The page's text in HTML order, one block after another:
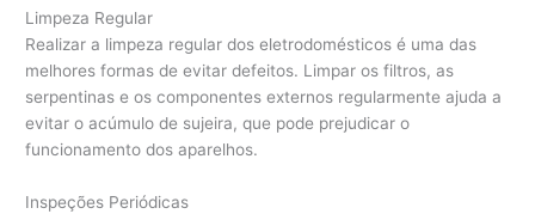
Limpeza Regular
Realizar a limpeza regular dos eletrodomésticos é uma das
melhores formas de evitar defeitos. Limpar os filtros, as
serpentinas e os componentes externos regularmente ajuda a
evitar o acúmulo de sujeira, que pode prejudicar o
funcionamento dos aparelhos.
Inspeções Periódicas